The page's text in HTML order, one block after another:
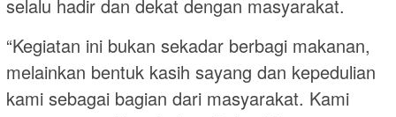
selalu hadir dan dekat dengan masyarakat.
“Kegiatan ini bukan sekadar berbagi makanan,
melainkan bentuk kasih sayang dan kepedulian
kami sebagai bagian dari masyarakat. Kami